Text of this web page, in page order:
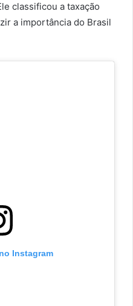
classificou a taxação
a importância do Brasil
Instagram